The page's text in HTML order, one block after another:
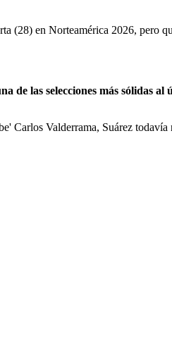
(28) en Norteamérica 2026, pero
de las selecciones más sólidas
Carlos Valderrama, Suárez